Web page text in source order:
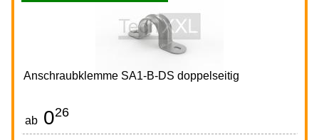
Anschraubklemme SA1-B-DS doppelseitig
ab 026